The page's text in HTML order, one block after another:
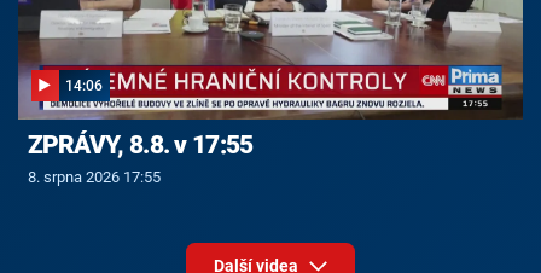
14:06
ZPRÁVY, 8.8. v 17:55
8. srpna 2026 17:55
Další videa